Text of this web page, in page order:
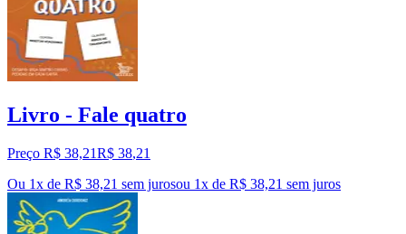
Livro - Fale quatro
Preço R$ 38,21R$ 38,21
Ou 1x de R$ 38,21 sem jurosou 1x de R$ 38,21 sem juros